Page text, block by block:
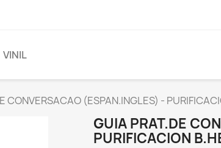
VINIL
CONVERSACAO (ESPAN.INGLES) -
GUIA PRAT.DE
PURIFICACION